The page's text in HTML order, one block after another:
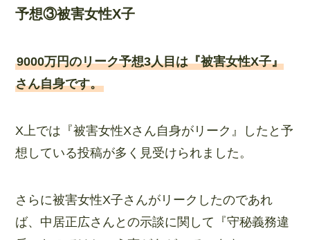
予想③被害女性X子
9000万円のリーク予想3人目は『被害女性X子』
さん自身です。
X上では『被害女性Xさん自身がリーク』したと予
想している投稿が多く見受けられました。
さらに被害女性X子さんがリークしたのであれ
ば、中居正広さんとの示談に関して『守秘義務違